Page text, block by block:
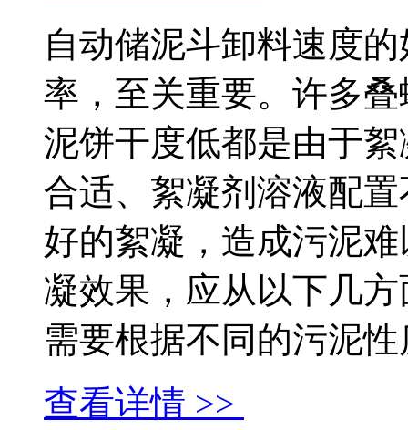
自动储泥斗卸料速度
率，至关重要。许多
泥饼干度低都是由于
合适、絮凝剂溶液配
好的絮凝，造成污泥
凝效果，应从以下几
需要根据不同的污泥性
查看详情 >>